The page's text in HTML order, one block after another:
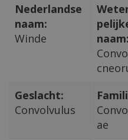
Nederlandse
naam:
Winde
naam:
Geslacht:
Convolvulus
ae